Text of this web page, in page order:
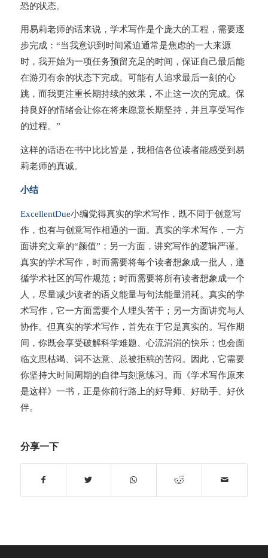
恐的状态。
用易莉老师的话来说，学术写作是个庞大的工程，需要逐
步完成：“当我意识到时间紧迫通常是焦虑的一大来源
时，我开始为一项任务预留充足的时间，保证自己最后能
在游刃有余的状态下完成。可能有人追求最后一刻的心
跳，而我更注重长期持续的效果，不止这一次的完成。保
持良好的情绪会让你在将来愿意长期坚持，并且享受写作
的过程。”
这样的话语在书中比比皆是，我相信各位读者能感受到易
莉老师的真诚。
小结
ExcellentDue小编觉得真实的学术写作，既不同于创意写
作，也有与创意写作相通的一面。真实的学术写作，一方
面讲究文章的“颜值”；另一方面，讲究写作的逻辑严谨。
真实的学术写作，时而需要将每个读者想象成一批人，遵
循学术社区的写作规范；时而需要将所有读者想象成一个
人，尽量减少读者的语义能量与句法能量消耗。真实的学
术写作，它一方面需要个人埋头苦干；另一方面讲究与人
协作。但真实的学术写作，首先在于它是真实的。写作期
间，你既会享受破解科学难题、心流涓涓的快乐；也会面
临文思枯竭、词不达意、总被拒稿的苦闷。因此，它需要
你坚持大时间周期的自律与刻意练习。而《学术写作原来
是这样》一书，正是你前行路上的好导师、好助手、好伙
伴。
分享一下